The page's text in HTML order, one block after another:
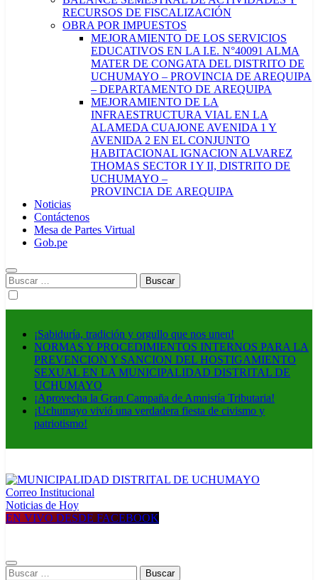
RECURSOS DE FISCALIZACIÓN
OBRA POR IMPUESTOS
MEJORAMIENTO DE LOS SERVICIOS
EDUCATIVOS EN LA I.E. N°40091 ALMA
MATER DE CONGATA DEL DISTRITO DE
UCHUMAYO – PROVINCIA DE AREQUIPA
– DEPARTAMENTO DE AREQUIPA
MEJORAMIENTO DE LA
INFRAESTRUCTURA VIAL EN LA
ALAMEDA CUAJONE AVENIDA 1 Y
AVENIDA 2 EN EL CONJUNTO
HABITACIONAL IGNACION ALVAREZ
THOMAS SECTOR I Y II, DISTRITO DE
UCHUMAYO –
PROVINCIA DE AREQUIPA
Noticias
Contáctenos
Mesa de Partes Virtual
Gob.pe
Buscar:
¡Sabiduría, tradición y orgullo que nos unen!
NORMAS Y PROCEDIMIENTOS INTERNOS PARA LA
PREVENCION Y SANCION DEL HOSTIGAMIENTO
SEXUAL EN LA MUNICIPALIDAD DISTRITAL DE
UCHUMAYO
¡Aprovecha la Gran Campaña de Amnistía Tributaria!
¡Uchumayo vivió una verdadera fiesta de civismo y
patriotismo!
MUNICIPALIDAD DISTRITAL DE UCHUMAYO
Construyendo una nueva Historia
Correo Institucional
Noticias de Hoy
EN VIVO DESDE FACEBOOK
Buscar: